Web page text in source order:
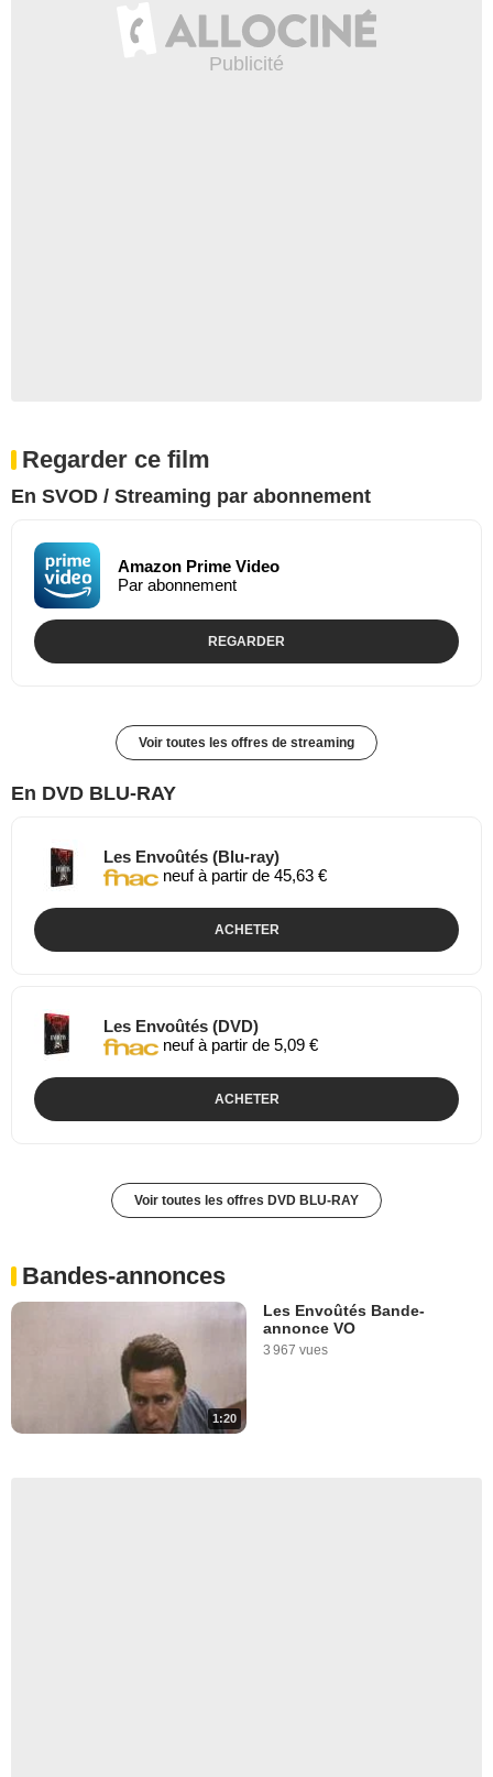
Regarder ce film
En SVOD / Streaming par abonnement
Amazon Prime Video
Par abonnement
REGARDER
Voir toutes les offres de streaming
En DVD BLU-RAY
Les Envoûtés (Blu-ray)
neuf à partir de 45,63 €
ACHETER
Les Envoûtés (DVD)
neuf à partir de 5,09 €
ACHETER
Voir toutes les offres DVD BLU-RAY
Bandes-annonces
1:20
Les Envoûtés Bande-
annonce VO
3 967 vues